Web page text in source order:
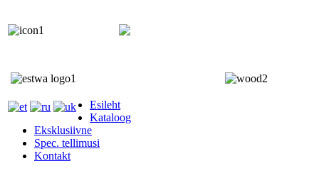
Esileht
Kataloog
Eksklusiivne
Spec. tellimusi
Kontakt